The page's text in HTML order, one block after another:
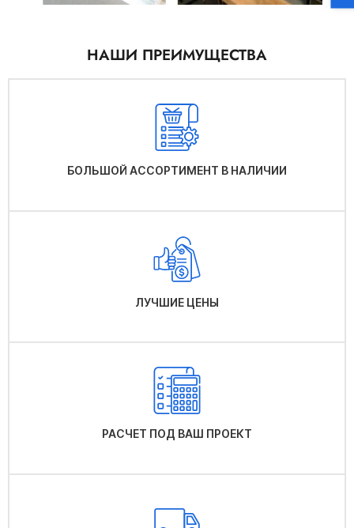
НАШИ ПРЕИМУЩЕСТВА
БОЛЬШОЙ АССОРТИМЕНТ В НАЛИЧИИ
ЛУЧШИЕ ЦЕНЫ
РАСЧЕТ ПОД ВАШ ПРОЕКТ